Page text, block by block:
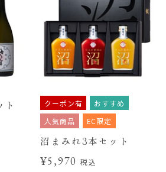
ト クーポン有
おすすめ
人気商品
EC限定
沼まみれ3本セット
¥5,970 税込